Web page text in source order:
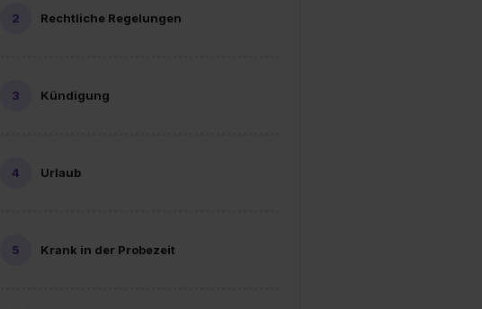
Rechtliche Regelungen
Kündigung
Urlaub
Krank in der Probezeit